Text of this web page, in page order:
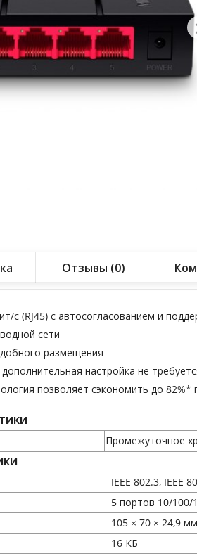
Отзывы (0)
с (RJ45) с автосогласованием и
сети
размещения
настройка не
позволяет сэкономить до 82%*
Промежуточное
IEEE 802.3, IEEE
5 портов 10/100/
105 × 70 × 24,9 мм
16 КБ